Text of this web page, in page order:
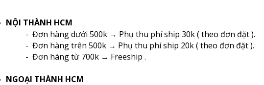
NỘI THÀNH HCM
- Đơn hàng dưới 500k → Phụ thu phí ship 30k ( theo đơn đặt ).
- Đơn hàng trên 500k → Phụ thu phí ship 20k ( theo đơn đặt ).
- Đơn hàng từ 700k → Freeship .
NGOẠI THÀNH HCM